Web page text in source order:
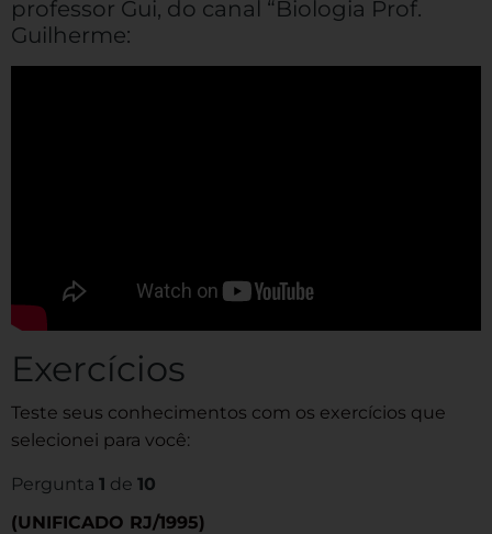
professor Gui, do canal “Biologia Prof.
Guilherme:
Exercícios
Teste seus conhecimentos com os exercícios que
selecionei para você:
Pergunta 1 de 10
(UNIFICADO RJ/1995)